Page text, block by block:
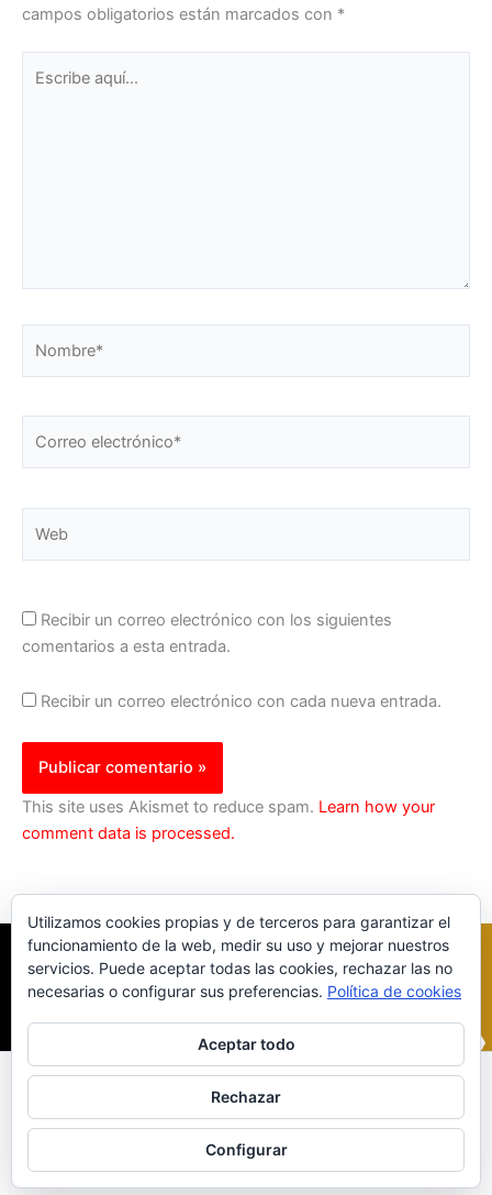
campos obligatorios están marcados con *
aquí...
electrónico*
Recibir un correo electrónico con los siguientes
comentarios a esta entrada.
Recibir un correo electrónico con cada nueva entrada.
This site uses Akismet to reduce spam. Learn how your
comment data is processed.
Política Cookies| Política Privacidad
© 2023 |ComoTocarViolin.Com
Utilizamos cookies propias y de terceros para garantizar el
funcionamiento de la web, medir su uso y mejorar nuestros
servicios. Puede aceptar todas las cookies, rechazar las no
necesarias o configurar sus preferencias. Política de cookies
Aceptar todo
Rechazar
Configurar